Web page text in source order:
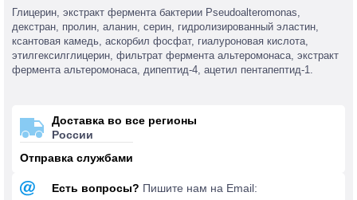
Глицерин, экстракт фермента бактерии Pseudoalteromonas,
декстран, пролин, аланин, серин, гидролизированный эластин,
ксантовая камедь, аскорбил фосфат, гиалуроновая кислота,
этилгексилглицерин, фильтрат фермента альтеромонаса, экстракт
фермента альтеромонаса, дипептид-4, ацетил пентапептид-1.
Доставка во все регионы
России
Отправка службами
Есть вопросы? Пишите нам на Email: